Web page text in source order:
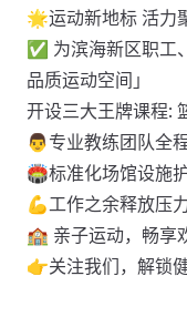
🌟运动新地标 活力
✅ 为滨海新区职工
品质运动空间」
开设三大王牌课程:
👨专业教练团队全
🏟️标准化场馆设施
💪工作之余释放压
🏫 亲子运动，畅享
👉关注我们，解锁